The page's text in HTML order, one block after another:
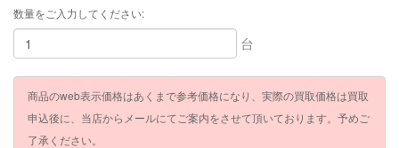
数量をご入力してください:
台
商品のweb表示価格はあくまで参考価格になり、実際の買取価格は買取
申込後に、当店からメールにてご案内をさせて頂いております。予めご
了承ください。